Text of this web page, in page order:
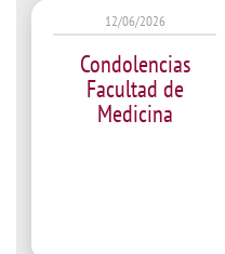
12/06/2026
Condolencias
Facultad de
Medicina